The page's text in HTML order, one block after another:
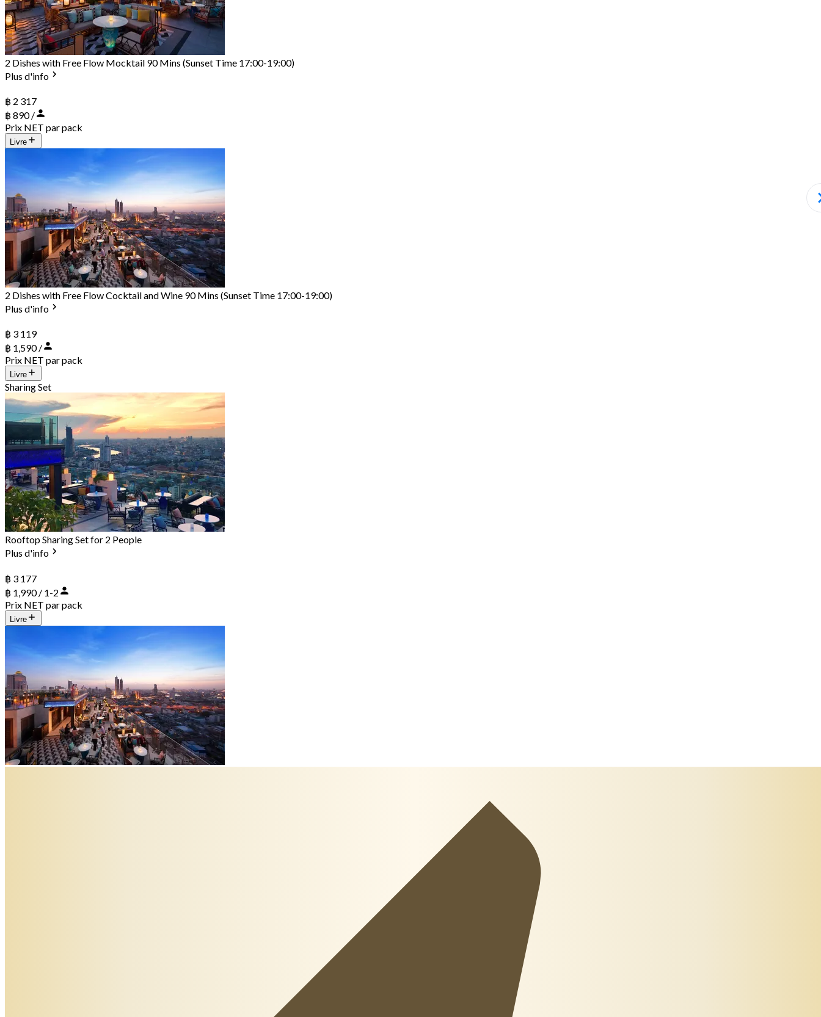
2 Dishes with Free Flow Mocktail 90 Mins (Sunset Time 17:00-19:00)
Plus d'info
฿ 2 317
฿ 890 /
Prix NET par pack
Livre
2 Dishes with Free Flow Cocktail and Wine 90 Mins (Sunset Time 17:00-19:00)
Plus d'info
฿ 3 119
฿ 1,590 /
Prix NET par pack
Livre
Sharing Set
Rooftop Sharing Set for 2 People
Plus d'info
฿ 3 177
฿ 1,990 / 1-2
Prix NET par pack
Livre